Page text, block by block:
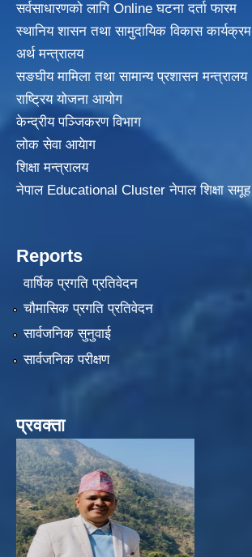
सर्वसाधारणको लागि Online घटना दर्ता फारम
स्थानिय शासन तथा सामुदायिक विकास
अर्थ मन्त्रालय
सङघीय मामिला तथा सामान्य प्रशासन मन्त्रालय
राष्ट्रिय योजना आयोग
केन्द्रीय पञ्जिकरण विभाग
लोक सेवा आयेाग
शिक्षा मन्त्रालय
नेपाल Educational Cluster नेपाल शिक्षा समूह
Reports
वार्षिक प्रगति प्रतिवेदन
चौमासिक प्रगति प्रतिवेदन
सार्वजनिक सुनुवाई
सार्वजनिक परीक्षण
प्रवक्ता